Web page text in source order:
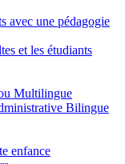
avec une pédagogie
et les étudiants
Multilingue
Bilingue
enfance